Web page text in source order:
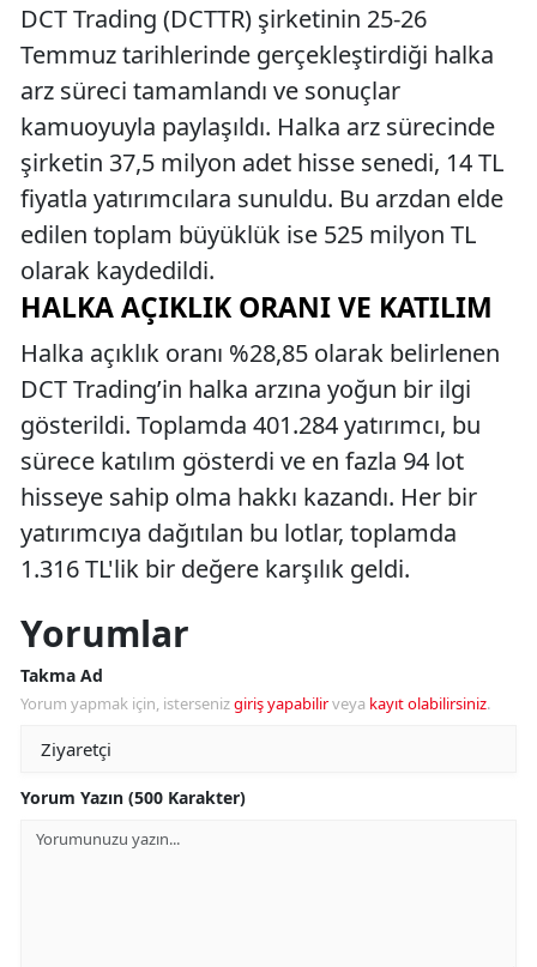
DCT Trading (DCTTR) şirketinin 25-26
Temmuz tarihlerinde gerçekleştirdiği halka
arz süreci tamamlandı ve sonuçlar
kamuoyuyla paylaşıldı. Halka arz sürecinde
şirketin 37,5 milyon adet hisse senedi, 14 TL
fiyatla yatırımcılara sunuldu. Bu arzdan elde
edilen toplam büyüklük ise 525 milyon TL
olarak kaydedildi.
HALKA AÇIKLIK ORANI VE KATILIM
Halka açıklık oranı %28,85 olarak belirlenen
DCT Trading’in halka arzına yoğun bir ilgi
gösterildi. Toplamda 401.284 yatırımcı, bu
sürece katılım gösterdi ve en fazla 94 lot
hisseye sahip olma hakkı kazandı. Her bir
yatırımcıya dağıtılan bu lotlar, toplamda
1.316 TL'lik bir değere karşılık geldi.
Yorumlar
Takma Ad
Yorum yapmak için, istersenizgiriş yapabilirveya kayıt olabilirsiniz.
Yorum Yazın (500 Karakter)